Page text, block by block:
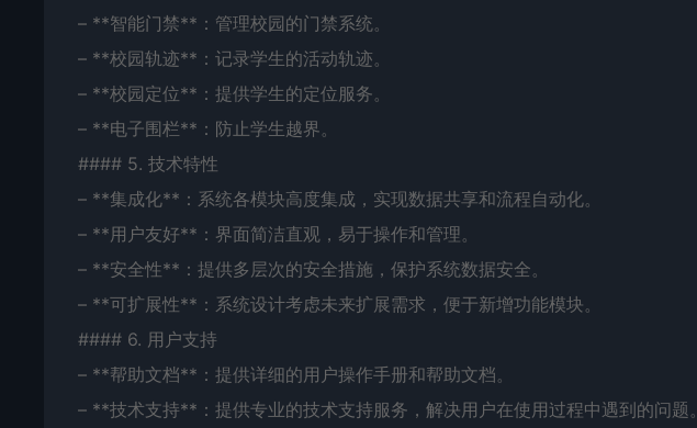
– **智能门禁**：管理校园的门禁系统。
– **校园轨迹**：记录学生的活动轨迹。
– **校园定位**：提供学生的定位服务。
– **电子围栏**：防止学生越界。
#### 5. 技术特性
– **集成化**：系统各模块高度集成，实现数据共享和流程自动化。
– **用户友好**：界面简洁直观，易于操作和管理。
– **安全性**：提供多层次的安全措施，保护系统数据安全。
– **可扩展性**：系统设计考虑未来扩展需求，便于新增功能模块。
#### 6. 用户支持
– **帮助文档**：提供详细的用户操作手册和帮助文档。
– **技术支持**：提供专业的技术支持服务，解决用户在使用过程中遇到的问题。